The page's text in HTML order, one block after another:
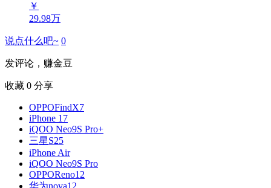
￥
29.98万
说点什么吧~ 0
发评论，赚金豆
收藏 0 分享
OPPOFindX7
iPhone 17
iQOO Neo9S Pro+
三星S25
iPhone Air
iQOO Neo9S Pro
OPPOReno12